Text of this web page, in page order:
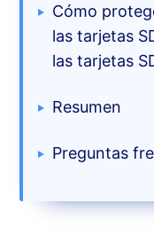
Cómo
las tarjetas
las tarjetas
Resumen
Preguntas